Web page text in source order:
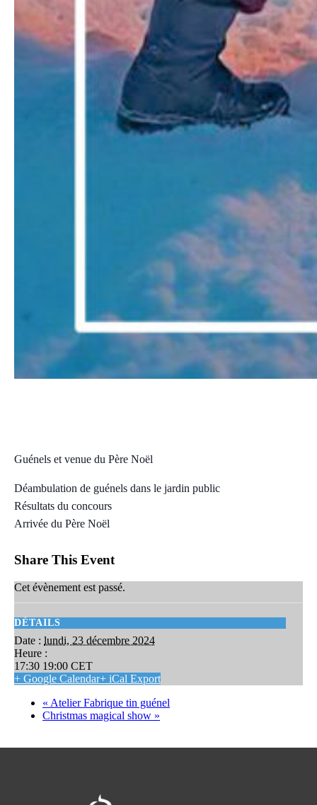
Guénels et venue du Père Noël
Déambulation de guénels dans le jardin public
Résultats du concours
Arrivée du Père Noël
Share This Event
Cet évènement est passé.
DÉTAILS
Date : lundi, 23 décembre 2024
Heure :
17:30 19:00 CET
+ Google Calendar+ iCal Export
« Atelier Fabrique tin guénel
Christmas magical show »